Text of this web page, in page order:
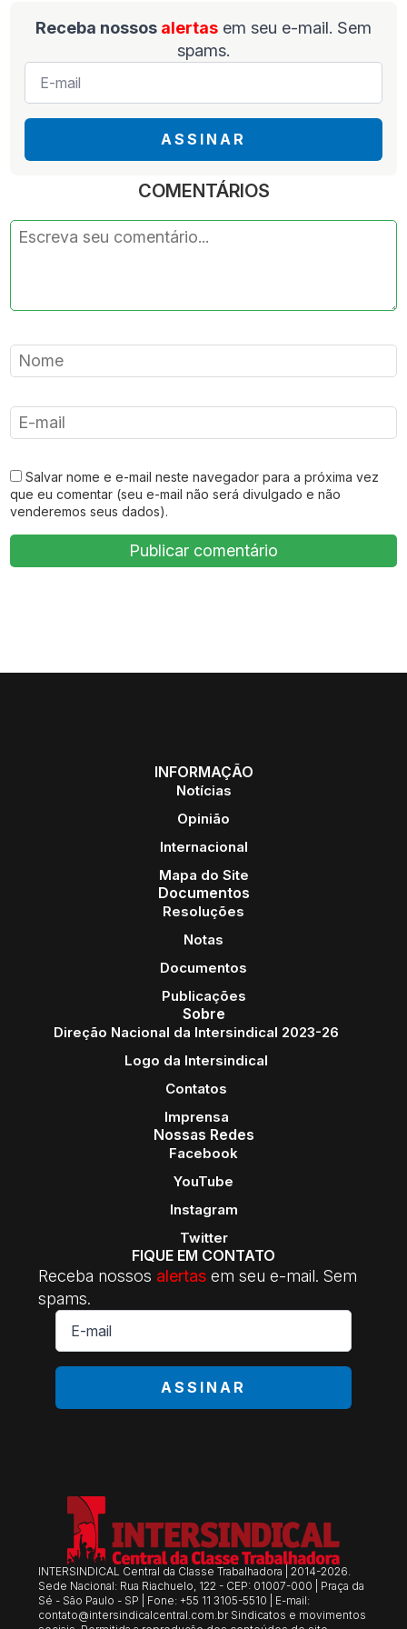
Receba nossos alertas em seu e-mail. Sem
spams.
E-
mail
ASSINAR
COMENTÁRIOS
Salvar nome e e-mail neste navegador para a próxima vez
que eu comentar (seu e-mail não será divulgado e não
venderemos seus dados).
INFORMAÇÃO
Notícias
Opinião
Internacional
Mapa do Site
Documentos
Resoluções
Notas
Documentos
Publicações
Sobre
Direção Nacional da Intersindical 2023-26
Logo da Intersindical
Contatos
Imprensa
Nossas Redes
Facebook
YouTube
Instagram
Twitter
FIQUE EM CONTATO
Receba nossos alertas em seu e-mail. Sem
spams.
E-
mail
ASSINAR
INTERSINDICAL Central da Classe Trabalhadora | 2014-2026.
Sede Nacional: Rua Riachuelo, 122 - CEP: 01007-000 | Praça da
Sé - São Paulo - SP | Fone: +55 11 3105-5510 | E-mail:
contato@intersindicalcentral.com.br Sindicatos e movimentos